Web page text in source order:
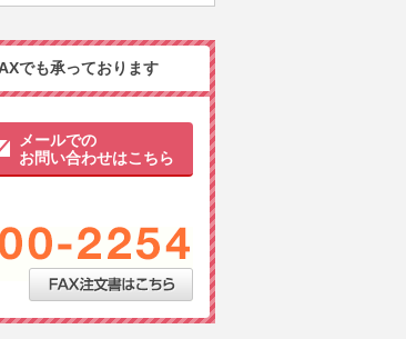
でも承っております
メールでの
お問い合わせはこちら